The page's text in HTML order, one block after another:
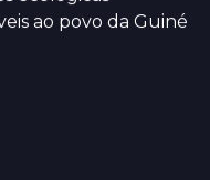
ao povo da Guiné